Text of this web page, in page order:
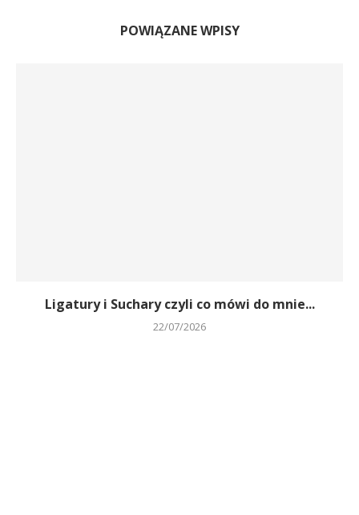
POWIĄZANE WPISY
Ligatury i Suchary czyli co mówi do mnie...
22/07/2026